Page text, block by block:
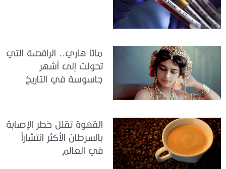
ماتا هاري.. الراقصة التي
تحولت إلى أشهر
جاسوسة في التاريخ
القهوة تقلل خطر الإصابة
بالسرطان الأكثر انتشاراً
في العالم